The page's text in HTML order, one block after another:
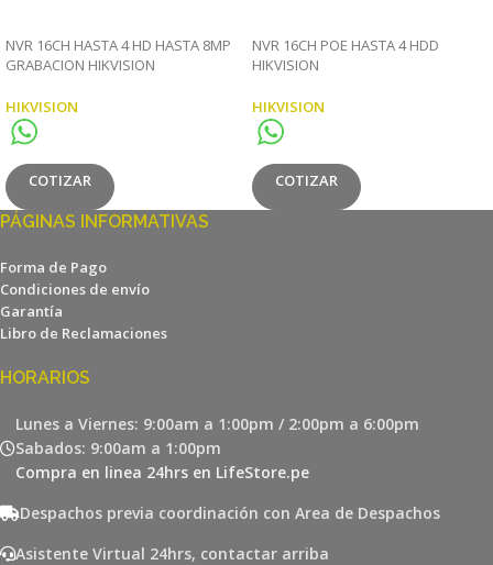
NVR 16CH HASTA 4 HD HASTA 8MP
GRABACION HIKVISION
HIKVISION
COTIZAR
NVR 16CH POE HASTA 4 HDD
HIKVISION
HIKVISION
COTIZAR
PÁGINAS INFORMATIVAS
Forma de Pago
Condiciones de envío
Garantía
Libro de Reclamaciones
HORARIOS
Lunes a Viernes: 9:00am a 1:00pm / 2:00pm a 6:00pm
Sabados: 9:00am a 1:00pm
Compra en linea 24hrs en LifeStore.pe
Despachos previa coordinación con Area de Despachos
Asistente Virtual 24hrs, contactar arriba